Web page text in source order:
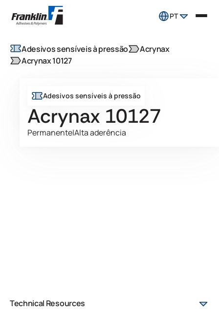
PT
Adesivos sensíveis à pressão
Acrynax
Acrynax 10127
Adesivos sensíveis à pressão
Acrynax 10127
Permanente|Alta aderência
Technical Resources